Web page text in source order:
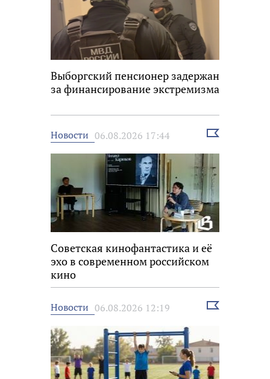
Выборгский пенсионер задержан
за финансирование экстремизма
Новости 06.08.2026 17:44
Выбрать
Советская кинофантастика и её
эхо в современном российском
кино
Новости 06.08.2026 12:19
Выбрать